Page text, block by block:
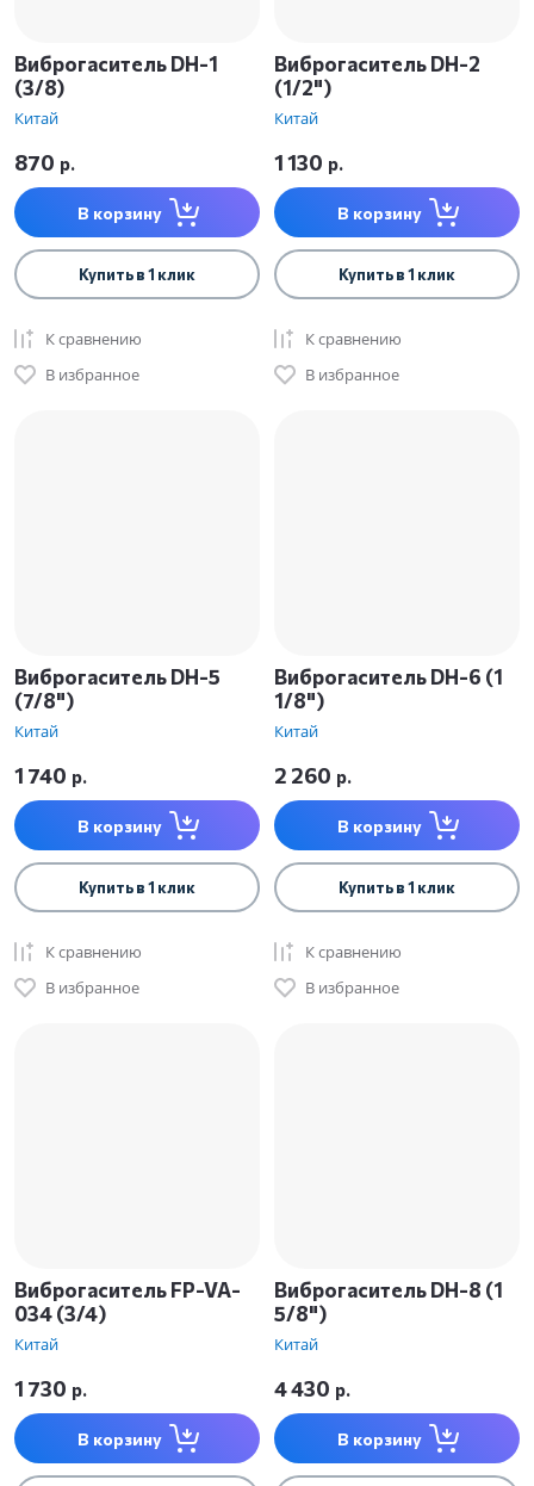
Виброгаситель DH-1
(3/8)
Китай
870 р.
В корзину
Купить в 1 клик
К сравнению
В избранное
Виброгаситель DH-2
(1/2")
Китай
1 130 р.
В корзину
Купить в 1 клик
К сравнению
В избранное
Виброгаситель DH-5
(7/8")
Китай
1 740 р.
В корзину
Купить в 1 клик
К сравнению
В избранное
Виброгаситель DH-6 (1
1/8")
Китай
2 260 р.
В корзину
Купить в 1 клик
К сравнению
В избранное
Виброгаситель FP-VA-
034 (3/4)
Китай
1 730 р.
В корзину
Виброгаситель DH-8 (1
5/8")
Китай
4 430 р.
В корзину